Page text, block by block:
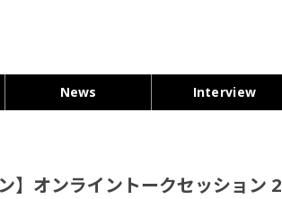
News Interview
】オンライントークセッション 2